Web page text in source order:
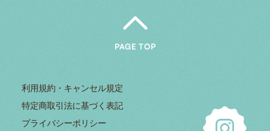
PAGE TOP
利用規約・キャンセル規定
特定商取引法に基づく表記
プライバシーポリシー